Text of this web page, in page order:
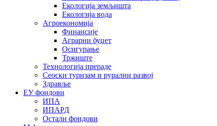
Екологија земљишта
Екологија вода
Агроекономија
Финансије
Аграрни буџет
Осигурање
Тржиште
Технологија прераде
Сеоски туризам и рурални развој
Здравље
ЕУ фондови
ИПА
ИПАРД
Остали фондови